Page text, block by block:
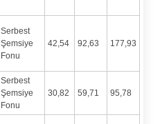
Serbest
Şemsiye
Fonu
42,54 92,63 177,93
Serbest
Şemsiye
Fonu
30,82 59,71 95,78